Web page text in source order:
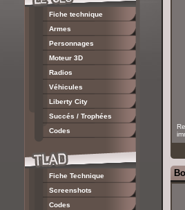
Fiche technique
Armes
Personnages
Moteur 3D
Radios
Véhicules
Liberty City
Succés / Trophées
Codes
Fiche Technique
Screenshots
Codes